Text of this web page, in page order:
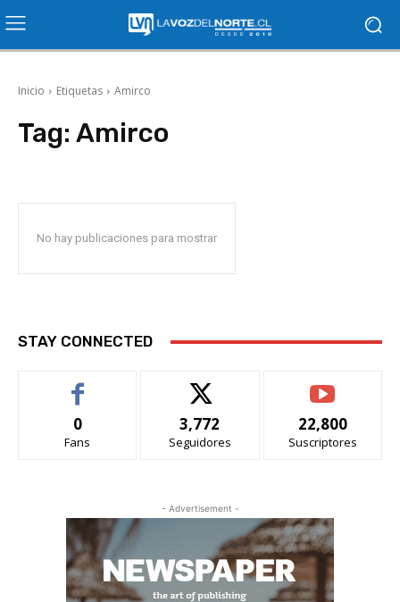
Inicio Etiquetas Amirco
Tag: Amirco
No hay publicaciones para mostrar
STAY CONNECTED
0
Fans
3,772
Seguidores
22,800
Suscriptores
- Advertisement -